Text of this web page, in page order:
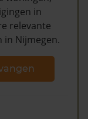
in
relevante
Nijmegen.